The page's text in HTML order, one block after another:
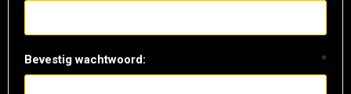
Bevestig wachtwoord: *